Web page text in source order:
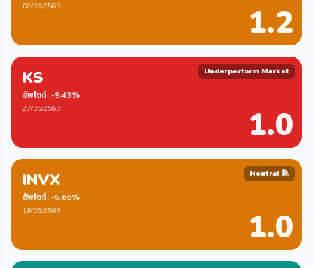
02/06/2569 1.2
Underperform Market
KS
อัพไซด์: -9.43%
27/05/2569 1.0
Neutral
INVX
อัพไซด์: -5.66%
18/05/2569 1.0